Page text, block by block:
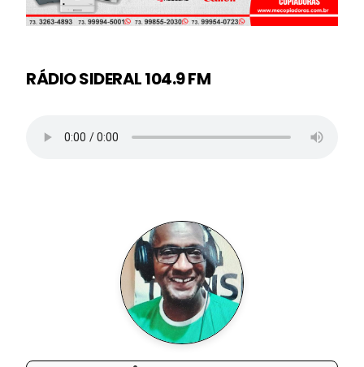
RÁDIO SIDERAL 104.9 FM